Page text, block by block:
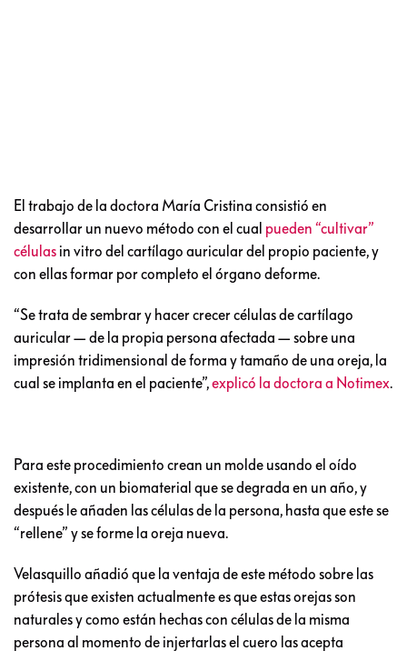
El trabajo de la doctora María Cristina consistió en
desarrollar un nuevo método con el cual pueden “cultivar”
células in vitro del cartílago auricular del propio paciente, y
con ellas formar por completo el órgano deforme.
“Se trata de sembrar y hacer crecer células de cartílago
auricular — de la propia persona afectada — sobre una
impresión tridimensional de forma y tamaño de una oreja, la
cual se implanta en el paciente”,explicó la doctora a Notimex.
Para este procedimiento crean un molde usando el oído
existente, con un biomaterial que se degrada en un año, y
después le añaden las células de la persona, hasta que este se
“rellene” y se forme la oreja nueva.
Velasquillo añadió que la ventaja de este método sobre las
prótesis que existen actualmente es que estas orejas son
naturales y como están hechas con células de la misma
persona al momento de injertarlas el cuero las acepta